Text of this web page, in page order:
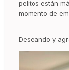
pelitos están
momento de
Deseando y